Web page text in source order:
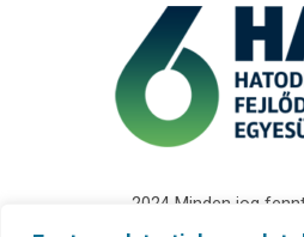
2024 Minden jog
Adatkezelési